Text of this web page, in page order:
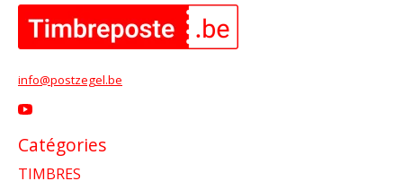
info@postzegel.be
Catégories
TIMBRES